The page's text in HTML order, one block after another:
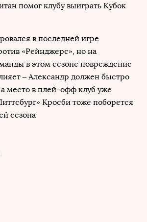
помог клубу выиграть Кубок
в последней игре
«Рейнджерс», но на
в этом сезоне повреждение
– Александр должен быстро
а место в плей-офф клуб уже
Кросби тоже поборется
сезона